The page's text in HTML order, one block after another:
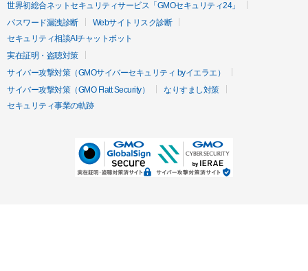
世界初総合ネットセキュリティサービス「GMOセキュリティ24」
パスワード漏洩診断
Webサイトリスク診断
セキュリティ相談AIチャットボット
実在証明・盗聴対策
サイバー攻撃対策（GMOサイバーセキュリティ byイエラエ）
サイバー攻撃対策（GMO Flatt Security）
なりすまし対策
セキュリティ事業の軌跡